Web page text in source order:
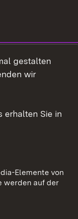
gestalten
wir
erhalten Sie in
Elemente von
werden auf der